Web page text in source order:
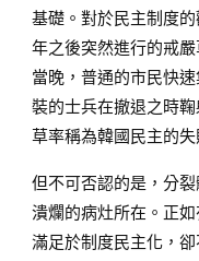
基礎。對於民主制度
年之後突然進行的戒
當晚，普通的市民快
裝的士兵在撤退之時
草率稱為韓國民主的
但不可否認的是，分
潰爛的病灶所在。正
滿足於制度民主化，